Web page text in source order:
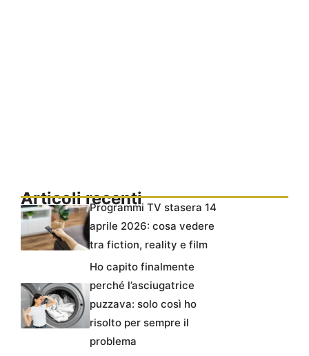
Articoli recentiProgrammi TV stasera 14
aprile 2026: cosa vedere
tra fiction, reality e film
Ho capito finalmente
perché l’asciugatrice
puzzava: solo così ho
risolto per sempre il
problema